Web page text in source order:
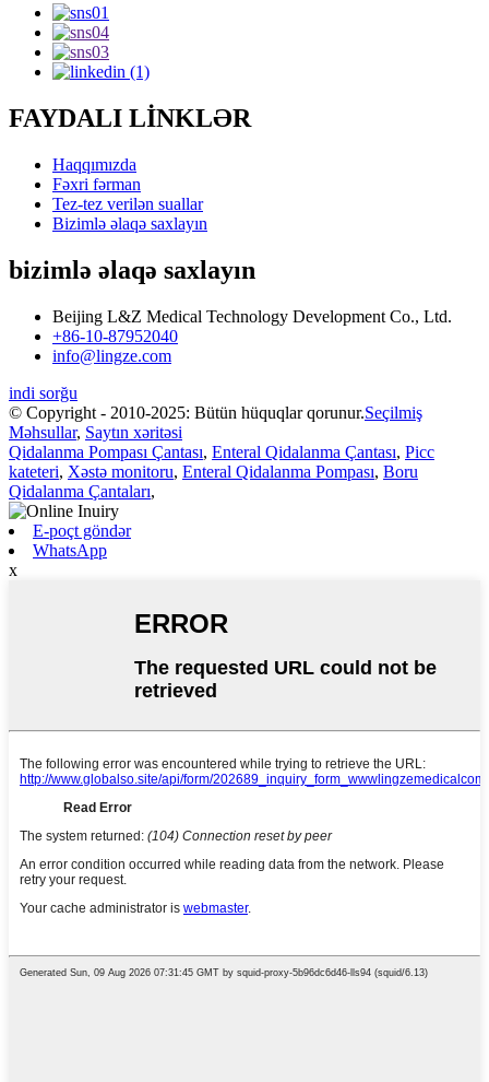
FAYDALI LİNKLƏR
Haqqımızda
Fəxri fərman
Tez-tez verilən suallar
Bizimlə əlaqə saxlayın
bizimlə əlaqə saxlayın
Beijing L&Z Medical Technology Development Co., Ltd.
+86-10-87952040
info@lingze.com
indi sorğu
© Copyright - 2010-2025: Bütün hüquqlar qorunur.Seçilmiş
Məhsullar, Saytın xəritəsi
Qidalanma Pompası Çantası, Enteral Qidalanma Çantası, Picc
kateteri, Xəstə monitoru, Enteral Qidalanma Pompası, Boru
Qidalanma Çantaları,
E-poçt göndər
WhatsApp
x